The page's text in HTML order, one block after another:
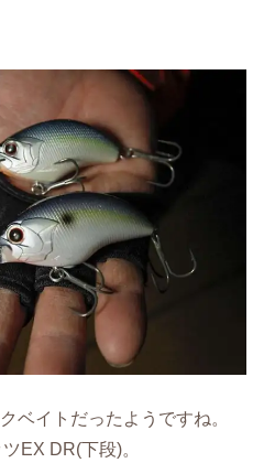
ベイトだったようですね。
EX DR(下段)。